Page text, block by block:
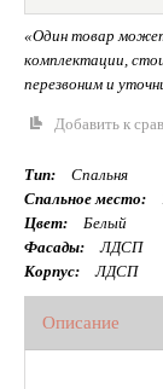
«Один товар
комплектации,
перезвоним и
Добавить к
Тип:
Спальня
Спальное место:
Цвет:
Белый
Фасады:
ЛДСП
Корпус:
ЛДСП
Описание